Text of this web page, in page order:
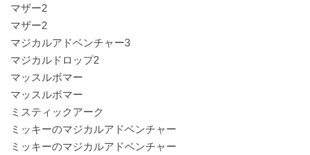
マザー2
マザー2
マジカルアドベンチャー3
マジカルドロップ2
マッスルボマー
マッスルボマー
ミスティックアーク
ミッキーのマジカルアドベンチャー
ミッキーのマジカルアドベンチャー